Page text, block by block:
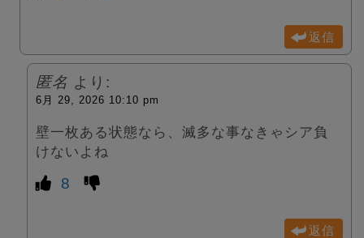
返信
匿名 より:
6月 29, 2026 10:10 pm
壁一枚ある状態なら、滅多な事なきゃシア負
けないよね
8
返信